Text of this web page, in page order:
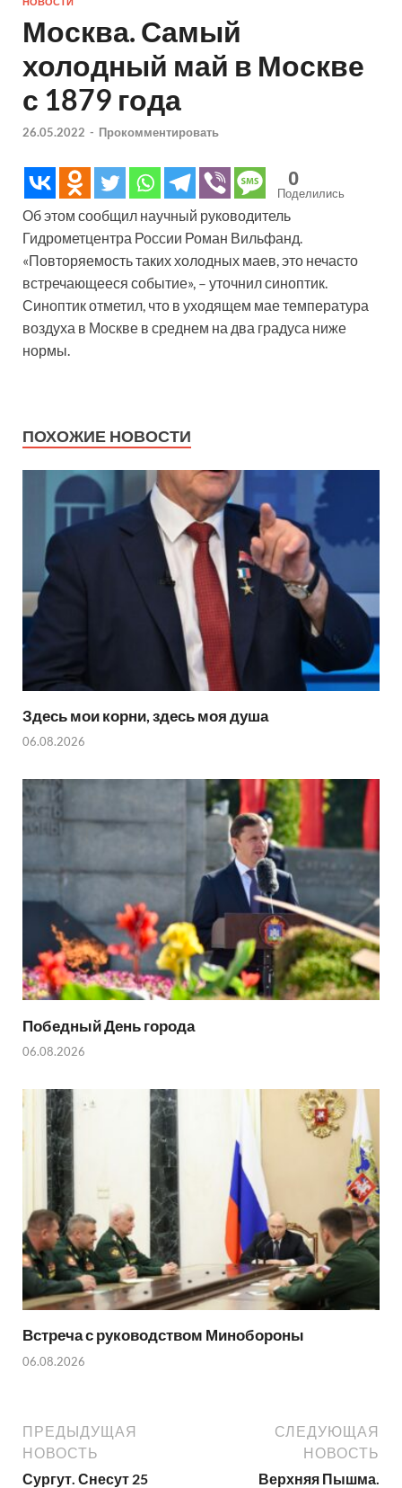
Москва. Самый
холодный май в Москве
с 1879 года
26.05.2022 - Прокомментировать
0
Поделились
Об этом сообщил научный руководитель
Гидрометцентра России Роман Вильфанд.
«Повторяемость таких холодных маев, это нечасто
встречающееся событие», – уточнил синоптик.
Синоптик отметил, что в уходящем мае температура
воздуха в Москве в среднем на два градуса ниже
нормы.
ПОХОЖИЕ НОВОСТИ
Здесь мои корни, здесь моя душа
06.08.2026
Победный День города
06.08.2026
Встреча с руководством Минобороны
06.08.2026
ПРЕДЫДУЩАЯ
НОВОСТЬ
Сургут. Снесут 25
СЛЕДУЮЩАЯ
НОВОСТЬ
Верхняя Пышма.